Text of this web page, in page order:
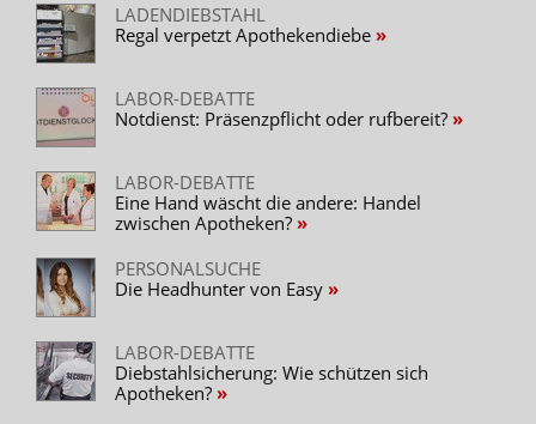
LADENDIEBSTAHL
Regal verpetzt Apothekendiebe
LABOR-DEBATTE
Notdienst: Präsenzpflicht oder rufbereit?
LABOR-DEBATTE
Eine Hand wäscht die andere: Handel
zwischen Apotheken?
PERSONALSUCHE
Die Headhunter von Easy
LABOR-DEBATTE
Diebstahlsicherung: Wie schützen sich
Apotheken?